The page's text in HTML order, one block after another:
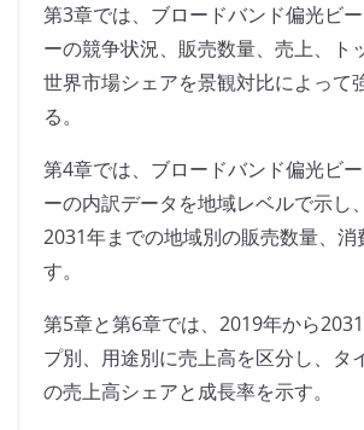
第3章では、ブロードバンド偏光ビ
ーの競争状況、販売数量、売上、ト
世界市場シェアを景観対比によって
る。
第4章では、ブロードバンド偏光ビ
ーの内訳データを地域レベルで示し
2031年までの地域別の販売数量、
す。
第5章と第6章では、2019年から
プ別、用途別に売上高を区分し、タ
の売上高シェアと成長率を示す。